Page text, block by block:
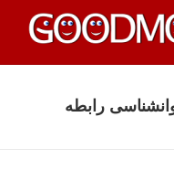
مووب
رابطه